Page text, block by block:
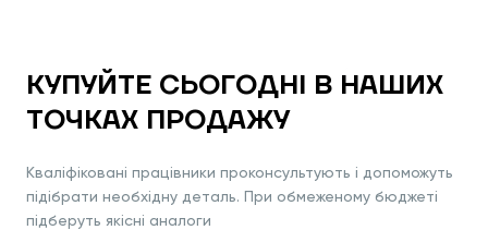
КУПУЙТЕ СЬОГОДНІ В НАШИХ
ТОЧКАХ ПРОДАЖУ
Кваліфіковані працівники проконсультують і допоможуть
підібрати необхідну деталь. При обмеженому бюджеті
підберуть якісні аналоги